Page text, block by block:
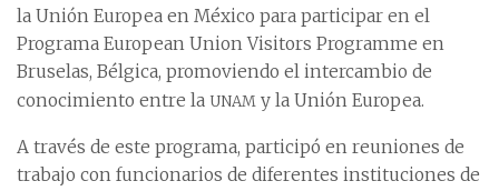
la Unión Europea en México para participar en el
Programa European Union Visitors Programme en
Bruselas, Bélgica, promoviendo el intercambio de
conocimiento entre la unam y la Unión Europea.
A través de este programa, participó en reuniones de
trabajo con funcionarios de diferentes instituciones de